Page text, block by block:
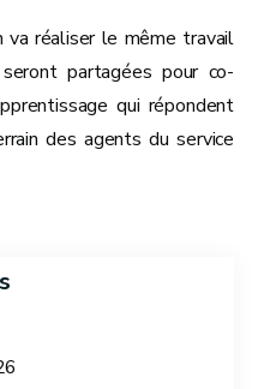
va réaliser le même travail
seront partagées pour co-
qui répondent
des agents du service